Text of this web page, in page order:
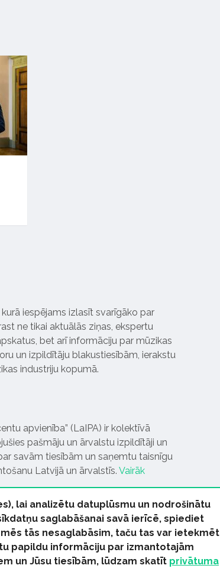
iespējams izlasīt svarīgāko par
ne tikai aktuālās ziņas, ekspertu
bet arī informāciju par mūzikas
un izpildītāju blakustiesībām, ierakstu
industriju kopumā.
apvienība” (LaIPA) ir kolektīvā
pašmāju un ārvalstu izpildītāji un
savām tiesībām un saņemtu taisnīgu
Latvijā un ārvalstīs. Vairāk
lai analizētu datuplūsmu un nodrošinātu
saglabāšanai savā ierīcē, spiediet
tās nesaglabāsim, taču tas var ietekmēt
papildu informāciju par izmantotajām
un Jūsu tiesībām, lūdzam skatīt privātuma